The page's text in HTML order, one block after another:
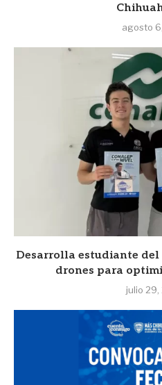
agosto
Desarrolla estudiante
drones para
julio